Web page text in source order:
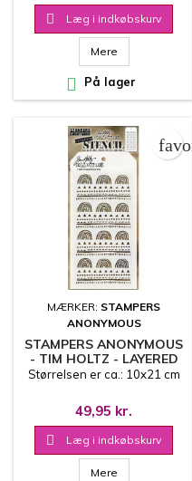
 Læg i indkøbskurv
Mere
 På lager
MÆRKER: STAMPERS
ANONYMOUS
STAMPERS ANONYMOUS
- TIM HOLTZ - LAYERED
STENCIL - NATURE
Størrelsen er ca.: 10x21 cm
49,95 kr.
 Læg i indkøbskurv
Mere